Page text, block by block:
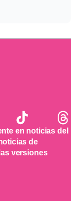
en noticias del
de
versiones